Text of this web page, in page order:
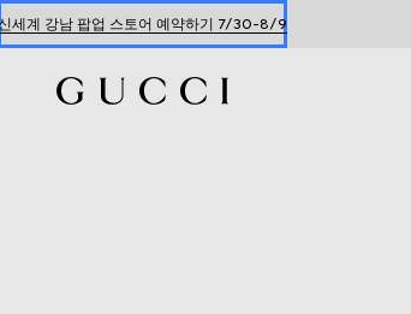
신세계 강남 팝업 스토어 예약하기 7/30-8/9